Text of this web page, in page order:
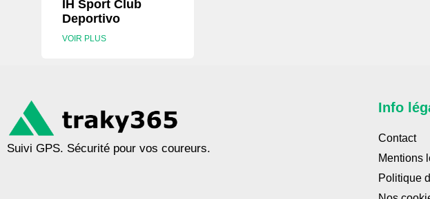
IH Sport Club
Deportivo
VOIR PLUS
Suivi GPS. Sécurité pour vos coureurs.
Info
Contact
Mentions
Politique